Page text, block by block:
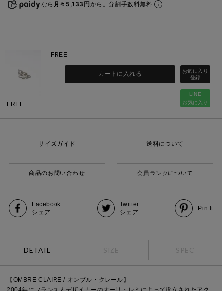
なら 月々5,133円から。分割手数料無料
FREE
FREE
LINE
お気に入り
カートに入れる
サイズガイド 送料について
商品のお問い合わせ 会員ランクについて
Facebook
シェア
Twitter
シェア
Pin It
DETAIL SIZE SPEC
【OMBRE CLAIRE / オンブル・クレール】
2004年にフランス人デザイナーのオーリ・レミによって設立されたアク